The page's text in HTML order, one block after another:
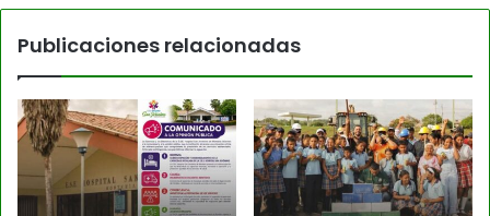
Publicaciones relacionadas